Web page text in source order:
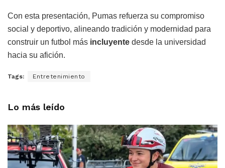
Con esta presentación, Pumas refuerza su compromiso
social y deportivo, alineando tradición y modernidad para
construir un futbol más incluyente desde la universidad
hacia su afición.
Tags: Entretenimiento
Lo más leído